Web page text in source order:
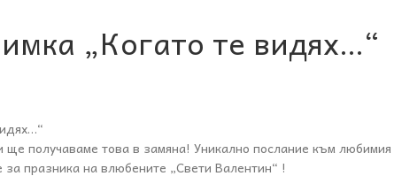
„Когато те видях…“
получаваме това в замяна! Уникално послание към любимия
празника на влюбените „Свети Валентин“ !